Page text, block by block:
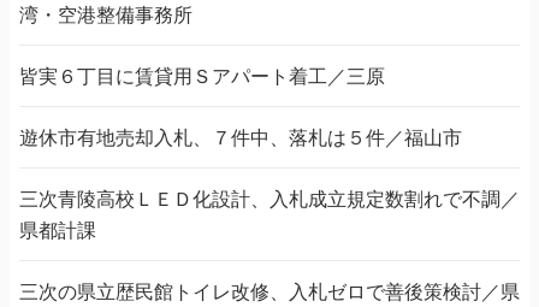
湾・空港整備事務所
皆実６丁目に賃貸用Ｓアパート着工／三原
遊休市有地売却入札、７件中、落札は５件／福山市
三次青陵高校ＬＥＤ化設計、入札成立規定数割れで不調／
県都計課
三次の県立歴民館トイレ改修、入札ゼロで善後策検討／県